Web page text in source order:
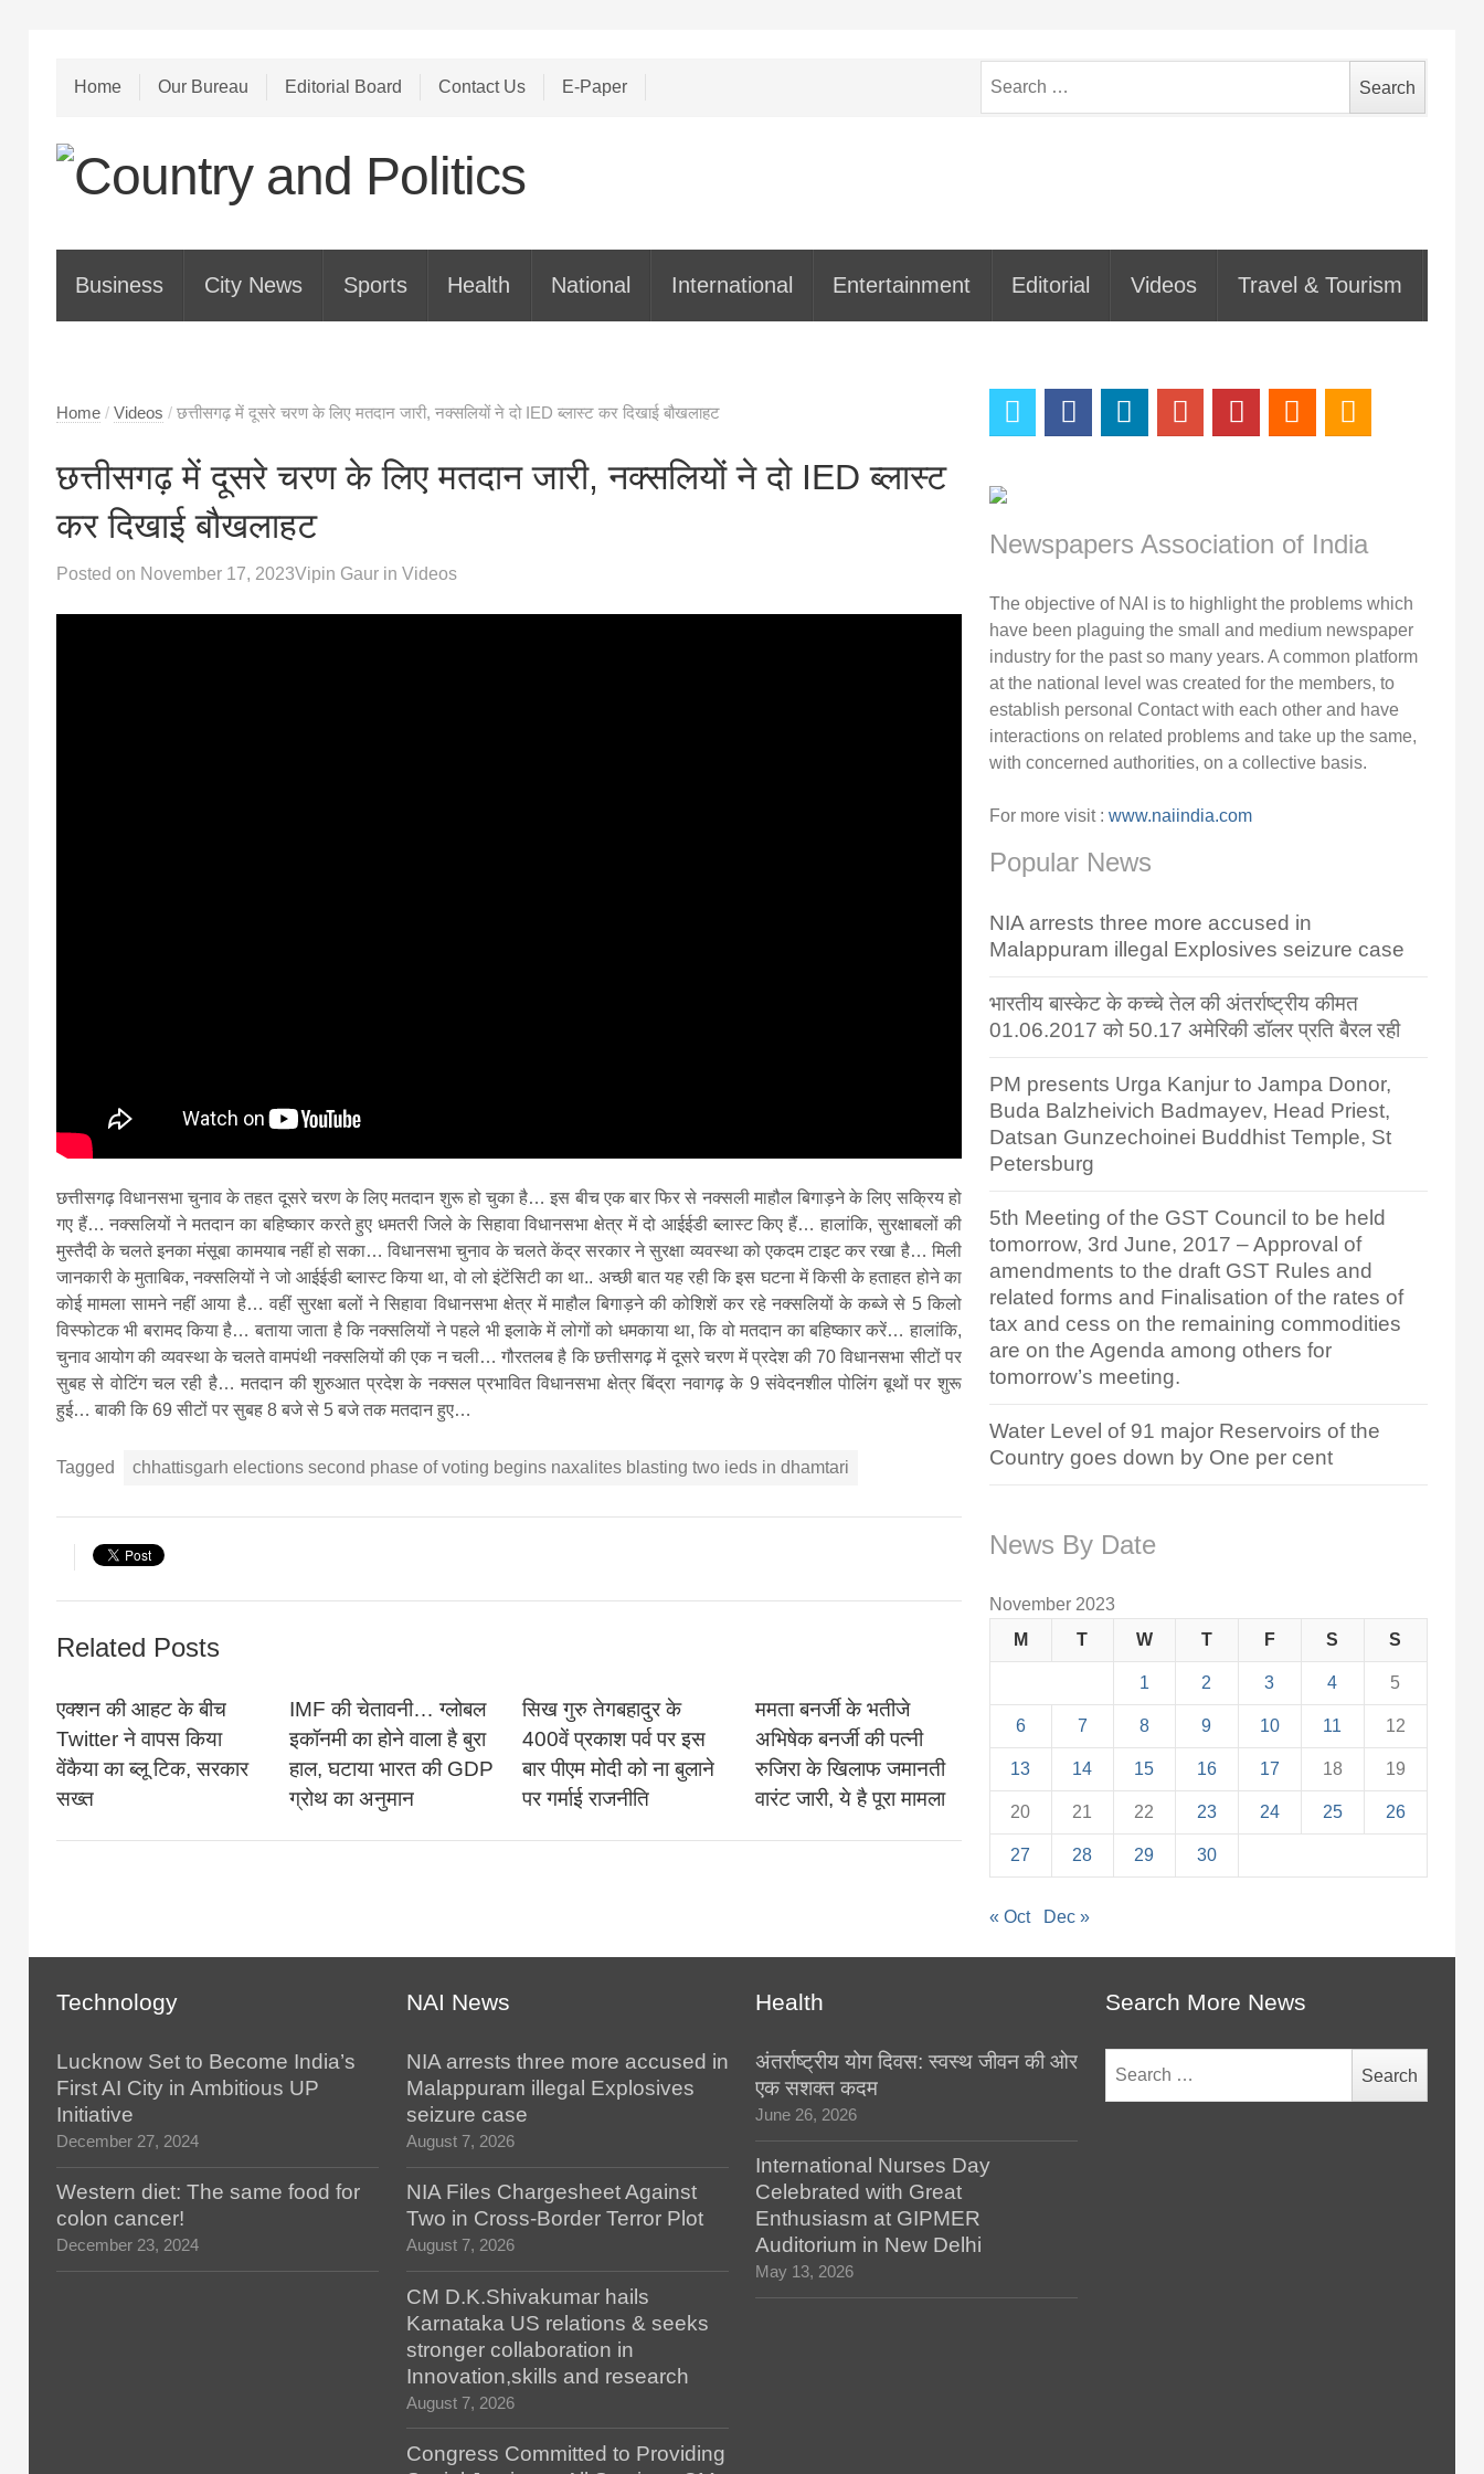
Home Our Bureau Editorial Board Contact Us E-Paper
for:
Business City News Sports Health National International Entertainment Editorial Videos Travel & Tourism
Home / Videos / छत्तीसगढ़ में दूसरे चरण के लिए मतदान जारी, नक्सलियों ने दो IED ब्लास्ट कर दिखाई बौखलाहट
छत्तीसगढ़ में दूसरे चरण के लिए मतदान जारी, नक्सलियों ने दो IED ब्लास्ट
कर दिखाई बौखलाहट
Posted on November 17, 2023Vipin Gaurin Videos
छत्तीसगढ़ विधानसभा चुनाव के तहत दूसरे चरण के लिए मतदान शुरू हो चुका है… इस बीच एक बार फिर से नक्सली माहौल बिगाड़ने के लिए सक्रिय हो
गए हैं… नक्सलियों ने मतदान का बहिष्कार करते हुए धमतरी जिले के सिहावा विधानसभा क्षेत्र में दो आईईडी ब्लास्ट किए हैं… हालांकि, सुरक्षाबलों की
मुस्तैदी के चलते इनका मंसूबा कामयाब नहीं हो सका… विधानसभा चुनाव के चलते केंद्र सरकार ने सुरक्षा व्यवस्था को एकदम टाइट कर रखा है… मिली
जानकारी के मुताबिक, नक्सलियों ने जो आईईडी ब्लास्ट किया था, वो लो इंटेंसिटी का था.. अच्छी बात यह रही कि इस घटना में किसी के हताहत होने का
कोई मामला सामने नहीं आया है… वहीं सुरक्षा बलों ने सिहावा विधानसभा क्षेत्र में माहौल बिगाड़ने की कोशिशें कर रहे नक्सलियों के कब्जे से 5 किलो
विस्फोटक भी बरामद किया है… बताया जाता है कि नक्सलियों ने पहले भी इलाके में लोगों को धमकाया था, कि वो मतदान का बहिष्कार करें… हालांकि,
चुनाव आयोग की व्यवस्था के चलते वामपंथी नक्सलियों की एक न चली… गौरतलब है कि छत्तीसगढ़ में दूसरे चरण में प्रदेश की 70 विधानसभा सीटों पर
सुबह से वोटिंग चल रही है… मतदान की शुरुआत प्रदेश के नक्सल प्रभावित विधानसभा क्षेत्र बिंद्रा नवागढ़ के 9 संवेदनशील पोलिंग बूथों पर शुरू
हुई… बाकी कि 69 सीटों पर सुबह 8 बजे से 5 बजे तक मतदान हुए…
Tagged chhattisgarh elections second phase of voting begins naxalites blasting two ieds in dhamtari
Related Posts
एक्शन की आहट के बीच
Twitter ने वापस किया
वेंकैया का ब्लू टिक, सरकार
सख्त
IMF की चेतावनी… ग्लोबल
इकॉनमी का होने वाला है बुरा
हाल, घटाया भारत की GDP
ग्रोथ का अनुमान
सिख गुरु तेगबहादुर के
400वें प्रकाश पर्व पर इस
बार पीएम मोदी को ना बुलाने
पर गर्माई राजनीति
ममता बनर्जी के भतीजे
अभिषेक बनर्जी की पत्नी
रुजिरा के खिलाफ जमानती
वारंट जारी, ये है पूरा मामला
Newspapers Association of India
The objective of NAI is to highlight the problems which
have been plaguing the small and medium newspaper
industry for the past so many years. A common platform
at the national level was created for the members, to
establish personal Contact with each other and have
interactions on related problems and take up the same,
with concerned authorities, on a collective basis.
For more visit : www.naiindia.com
Popular News
NIA arrests three more accused in
Malappuram illegal Explosives seizure case
भारतीय बास्केट के कच्चे तेल की अंतर्राष्ट्रीय कीमत
01.06.2017 को 50.17 अमेरिकी डॉलर प्रति बैरल रही
PM presents Urga Kanjur to Jampa Donor,
Buda Balzheivich Badmayev, Head Priest,
Datsan Gunzechoinei Buddhist Temple, St
Petersburg
5th Meeting of the GST Council to be held
tomorrow, 3rd June, 2017 – Approval of
amendments to the draft GST Rules and
related forms and Finalisation of the rates of
tax and cess on the remaining commodities
are on the Agenda among others for
tomorrow’s meeting.
Water Level of 91 major Reservoirs of the
Country goes down by One per cent
News By Date
November 2023
M
T W T F S S
1 2 3 4 5
6 7 8 9 10 11 12
13 14 15 16 17 18 19
20 21 22 23 24 25 26
27 28 29 30
« Oct Dec »
Technology
Lucknow Set to Become India’s
First AI City in Ambitious UP
Initiative
December 27, 2024
Western diet: The same food for
colon cancer!
December 23, 2024
NAI News
NIA arrests three more accused in
Malappuram illegal Explosives
seizure case
August 7, 2026
NIA Files Chargesheet Against
Two in Cross-Border Terror Plot
August 7, 2026
CM D.K.Shivakumar hails
Karnataka US relations & seeks
stronger collaboration in
Innovation,skills and research
August 7, 2026
Congress Committed to Providing
Health
अंतर्राष्ट्रीय योग दिवस: स्वस्थ जीवन की ओर
एक सशक्त कदम
June 26, 2026
International Nurses Day
Celebrated with Great
Enthusiasm at GIPMER
Auditorium in New Delhi
May 13, 2026
Search More News
for: